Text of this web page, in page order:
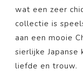
wat een zeer
collectie is
aan een mooie
sierlijke
liefde en trouw.